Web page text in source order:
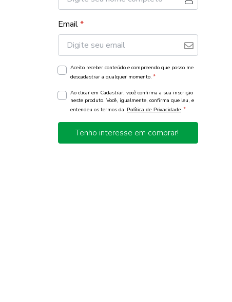
Email*
Aceito receber conteúdo e compreendo que posso me
descadastrar a qualquer momento. *
Ao clicar em Cadastrar, você confirma a sua inscrição
neste produto. Você, igualmente, confirma que leu, e
entendeu os termos da Política de Privacidade *
Tenho interesse em comprar!